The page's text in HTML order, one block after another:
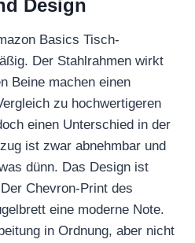
Design
Basics Tisch-
Der Stahlrahmen wirkt
Beine machen einen
zu hochwertigeren
einen Unterschied in der
ist zwar abnehmbar und
dünn. Das Design ist
Chevron-Print des
eine moderne Note.
in Ordnung, aber nicht